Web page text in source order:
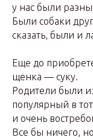
у нас были
Были собаки
сказать, были и
Еще до
щенка — суку.
Родители были
популярный в
и очень
Все бы ничего,